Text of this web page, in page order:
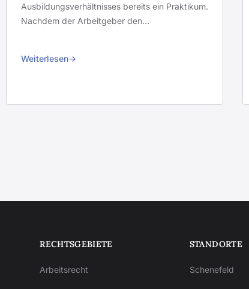
Ausbildungsverhältnisses bereits ein Praktikum.
Nachdem der Arbeitgeber den…
Weiterlesen
RECHTSGEBIETE
Arbeitsrecht
STANDORTE
Schenefeld